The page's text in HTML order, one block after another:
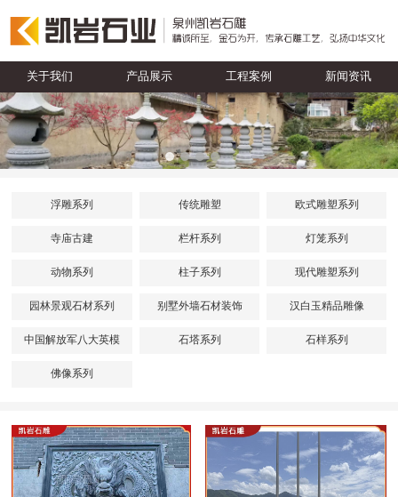
关于我们 产品展示 工程案例 新闻资讯
浮雕系列 传统雕塑 欧式雕塑系列
寺庙古建 栏杆系列 灯笼系列
动物系列 柱子系列 现代雕塑系列
园林景观石材系列 别墅外墙石材装饰 汉白玉精品雕像
中国解放军八大英模 石塔系列 石样系列
佛像系列